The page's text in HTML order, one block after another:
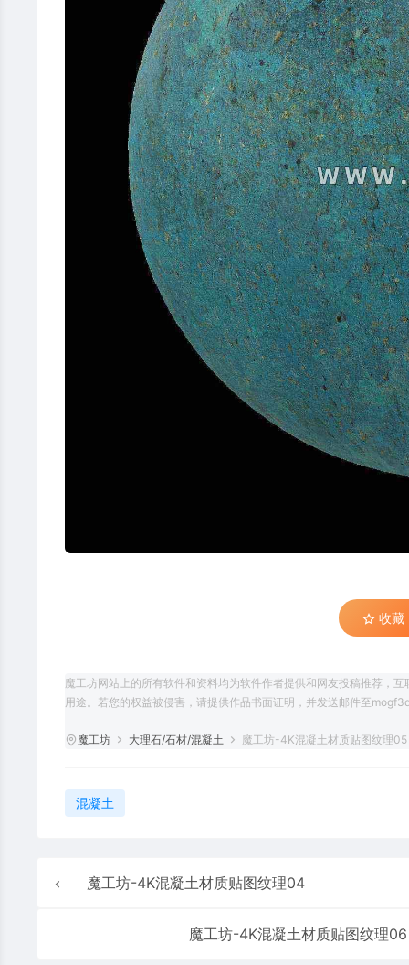
收藏
魔工坊网站上的所有软件和资料均为软件作者提供和网友投稿推荐，
用途。若您的权益被侵害，请提供作品书面证明，并发送邮件至
魔工坊 大理石/石材/混凝土 魔工坊-4K混凝土材质贴图纹理05
混凝土
魔工坊-4K混凝土材质贴图纹理04
魔工坊-4K混凝土材质贴图纹理06